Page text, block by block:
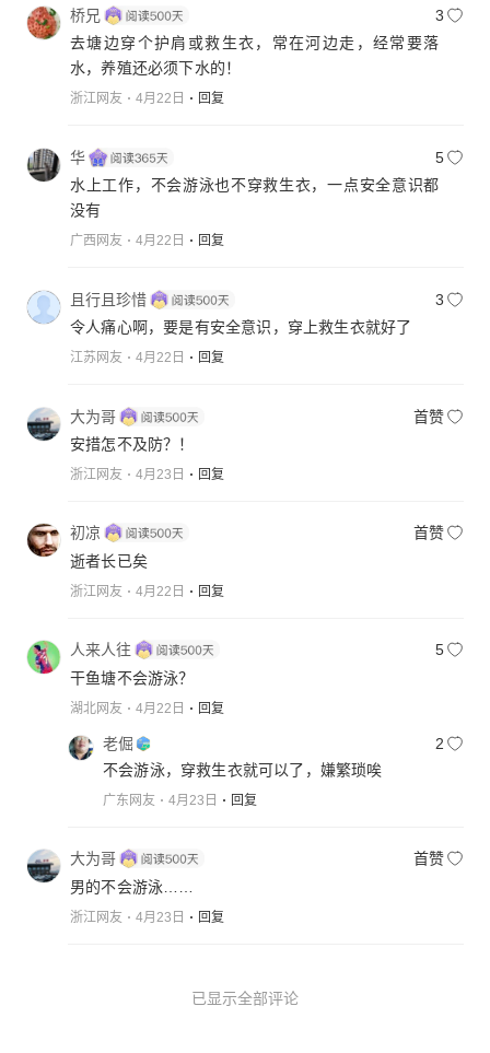
桥兄
3
去塘边穿个护肩或救生衣，常在河边走，经常要落
水，养殖还必须下水的！
浙江网友 4月22日 回复
华
5
水上工作，不会游泳也不穿救生衣，一点安全意识都
没有
广西网友 4月22日 回复
且行且珍惜
3
令人痛心啊，要是有安全意识，穿上救生衣就好了
江苏网友 4月22日 回复
大为哥
首赞
安措怎不及防？！
浙江网友 4月23日 回复
初凉
首赞
逝者长已矣
浙江网友 4月22日 回复
人来人往
5
干鱼塘不会游泳？
湖北网友 4月22日 回复
老倔
2
不会游泳，穿救生衣就可以了，嫌繁琐唉
广东网友 4月23日 回复
大为哥
首赞
男的不会游泳……
浙江网友 4月23日 回复
已显示全部评论